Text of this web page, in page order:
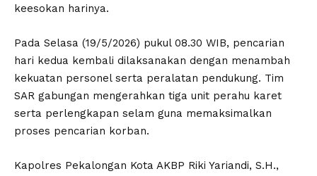
keesokan harinya.
Pada Selasa (19/5/2026) pukul 08.30 WIB, pencarian
hari kedua kembali dilaksanakan dengan menambah
kekuatan personel serta peralatan pendukung. Tim
SAR gabungan mengerahkan tiga unit perahu karet
serta perlengkapan selam guna memaksimalkan
proses pencarian korban.
Kapolres Pekalongan Kota AKBP Riki Yariandi, S.H.,